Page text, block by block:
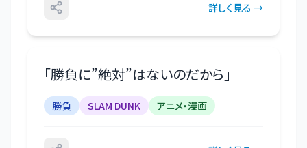
詳しく見る →
「勝負に”絶対”はないのだから 」
勝負 SLAM DUNK アニメ・漫画